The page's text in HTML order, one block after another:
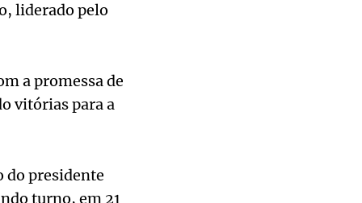
liderado pelo
a promessa de
vitórias para a
do presidente
turno, em 21